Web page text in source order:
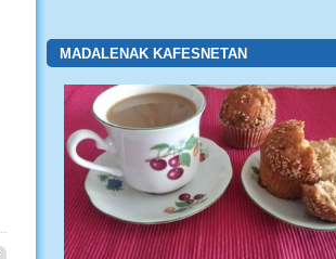
MADALENAK KAFESNETAN